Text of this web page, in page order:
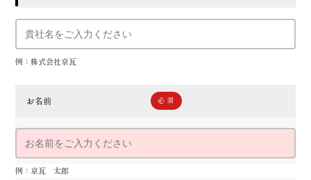
例：株式会社京瓦
お名前
例：京瓦 太郎